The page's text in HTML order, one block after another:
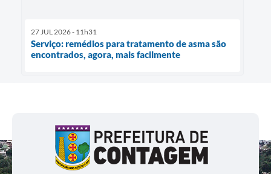
27 JUL 2026 - 11h31
Serviço: remédios para tratamento de asma são
encontrados, agora, mais facilmente